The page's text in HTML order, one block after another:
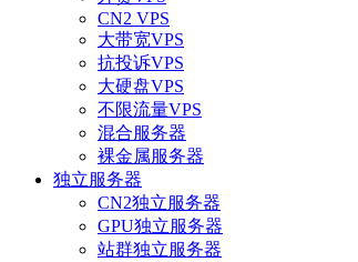
CN2 VPS
大带宽VPS
抗投诉VPS
大硬盘VPS
不限流量VPS
混合服务器
裸金属服务器
独立服务器
CN2独立服务器
GPU独立服务器
站群独立服务器